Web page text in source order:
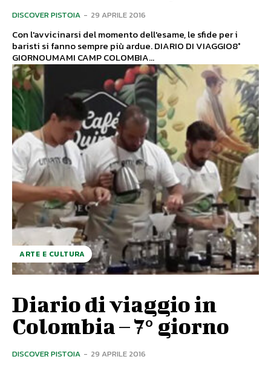
DISCOVER PISTOIA - 29 APRILE 2016
Con l'avvicinarsi del momento dell'esame, le sfide per i
baristi si fanno sempre più ardue. DIARIO DI VIAGGIO8°
GIORNOUMAMI CAMP COLOMBIA...
ARTE E CULTURA
Diario di viaggio in
Colombia – 7° giorno
DISCOVER PISTOIA - 29 APRILE 2016